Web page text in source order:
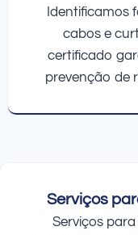
Identificamos
cabos e
certificado
prevenção de
Serviços
Serviços